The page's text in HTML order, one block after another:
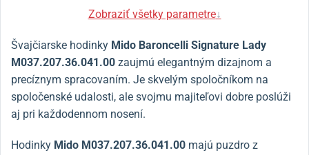
Zobraziť všetky parametre↓
Švajčiarske hodinky Mido Baroncelli Signature Lady
M037.207.36.041.00 zaujmú elegantným dizajnom a
precíznym spracovaním. Je skvelým spoločníkom na
spoločenské udalosti, ale svojmu majiteľovi dobre poslúži
aj pri každodennom nosení.
Hodinky Mido M037.207.36.041.00 majú puzdro z